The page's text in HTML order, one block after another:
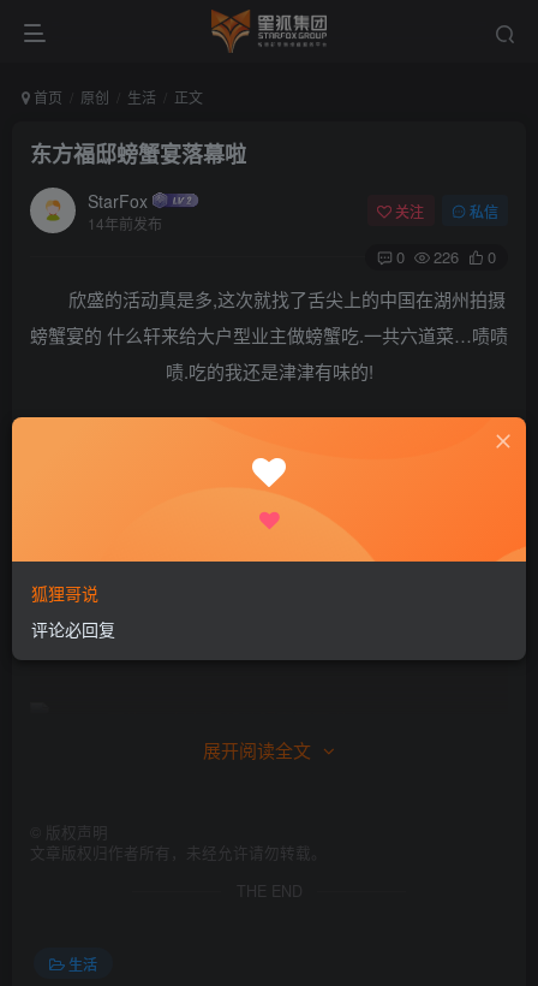
首页 原创 生活 正文
东方福邸螃蟹宴落幕啦
StarFox
14年前发布
关注 私信
0 226 0
欣盛的活动真是多,这次就找了舌尖上的中国在湖州拍摄
螃蟹宴的 什么轩来给大户型业主做螃蟹吃.一共六道菜…啧啧
啧.吃的我还是津津有味的!
展开阅读全文
版权声明
文章版权归作者所有，未经允许请勿转载。
THE END
生活
狐狸哥说
评论必回复